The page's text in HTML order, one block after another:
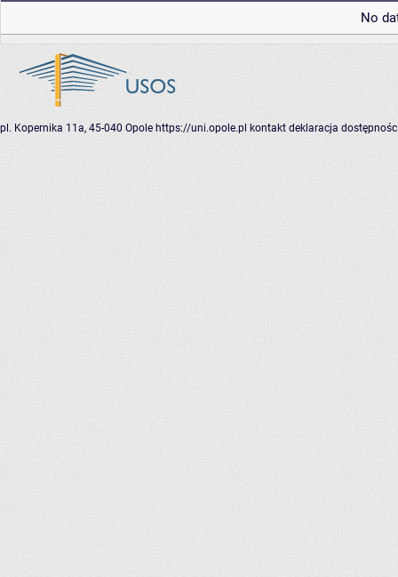
No
pl. Kopernika 11a, 45-040 Opole https://uni.opole.pl kontakt deklaracja